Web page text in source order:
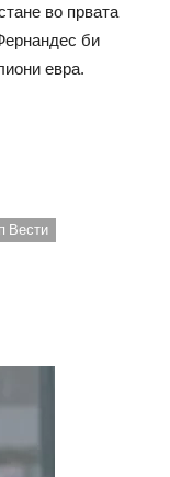
во првата
би
евра.
Вести